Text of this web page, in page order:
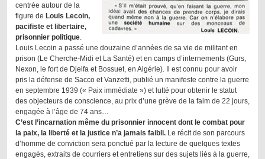
centrée autour de la
figure de Louis Lecoin,
pacifiste et libertaire,
prisonnier politique.
Louis Lecoin a passé une douzaine d’années de sa vie de militant en
prison (Le Cherche-Midi et La Santé) et en camps d’internements (Gurs,
Nexon, le fort de Djelfa et Bossuet, en Algérie). Il est connu pour avoir
pris la défense de Sacco et Vanzetti, publié un manifeste contre la guerre
en septembre 1939 (« Paix immédiate ») et lutté pour obtenir le statut
des objecteurs de conscience, au prix d’une grève de la faim de 22 jours,
engagée à l’âge de 74 ans…
C’est l’incarnation même du prisonnier innocent dont le combat pour
la paix, la liberté et la justice n’a jamais faibli. Le récit de son parcours
d’homme de conviction sera ponctué par la lecture de quelques textes
engagés, extraits de courriers et entretiens sur des sujets liés à la guerre,